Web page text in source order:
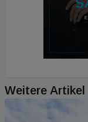
Weitere Artikel